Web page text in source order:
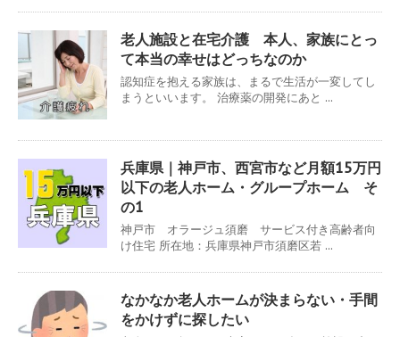
老人施設と在宅介護 本人、家族にとっ
て本当の幸せはどっちなのか
認知症を抱える家族は、まるで生活が一変してし
まうといいます。 治療薬の開発にあと ...
兵庫県｜神戸市、西宮市など月額15万円
以下の老人ホーム・グループホーム そ
の1
神戸市 オラージュ須磨 サービス付き高齢者向
け住宅 所在地：兵庫県神戸市須磨区若 ...
なかなか老人ホームが決まらない・手間
をかけずに探したい